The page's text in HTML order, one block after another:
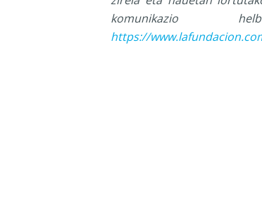
komunikazio
https://